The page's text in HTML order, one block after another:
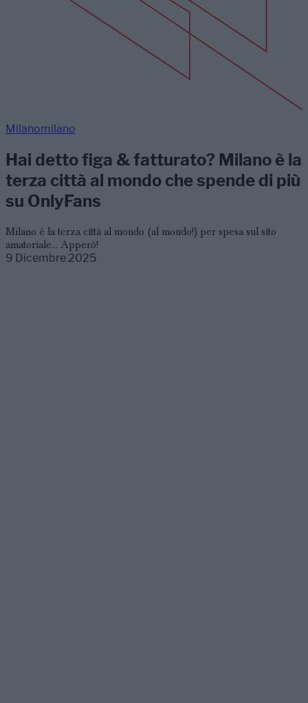
Milanomilano
Hai detto figa & fatturato? Milano è la
terza città al mondo che spende di più
su OnlyFans
Milano è la terza città al mondo (al mondo!) per spesa sul sito
amatoriale... Apperò!
9 Dicembre 2025